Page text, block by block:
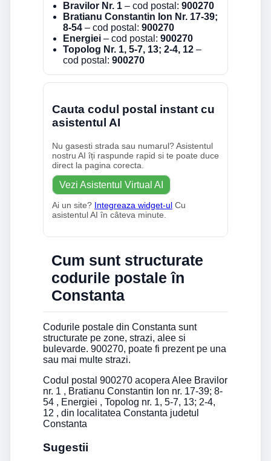
Bravilor Nr. 1 – cod postal: 900270
Bratianu Constantin Ion Nr. 17-39;
8-54 – cod postal: 900270
Energiei – cod postal: 900270
Topolog Nr. 1, 5-7, 13; 2-4, 12 –
cod postal: 900270
Cauta codul postal instant cu
asistentul AI
Nu gasesti strada sau numarul? Asistentul
nostru AI îți raspunde rapid si te poate duce
direct la pagina corecta.
Vezi Asistentul Virtual AI
Ai un site? Integreaza widget-ul Cu
asistentul AI în câteva minute.
Cum sunt structurate
codurile postale în
Constanta
Codurile postale din Constanta sunt
structurate pe zone, strazi, alee si
bulevarde. 900270, poate fi prezent pe una
sau mai multe strazi.
Codul postal 900270 acopera Alee Bravilor
nr. 1 , Bratianu Constantin Ion nr. 17-39; 8-
54 , Energiei , Topolog nr. 1, 5-7, 13; 2-4,
12 , din localitatea Constanta judetul
Constanta
Sugestii